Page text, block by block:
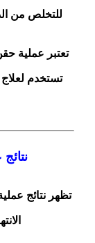
للتخلص من
تعتبر عملية
تستخدم
تظهر نتائج